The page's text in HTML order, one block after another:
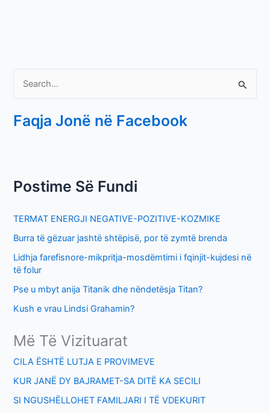
a
f
:
Faqja Jonë në Facebook
Postime Së Fundi
TERMAT ENERGJI NEGATIVE-POZITIVE-KOZMIKE
Burra të gëzuar jashtë shtëpisë, por të zymtë brenda
Lidhja farefisnore-mikpritja-mosdëmtimi i fqinjit-kujdesi në
të folur
Pse u mbyt anija Titanik dhe nëndetësja Titan?
Kush e vrau Lindsi Grahamin?
Më Të Vizituarat
CILA ËSHTË LUTJA E PROVIMEVE
KUR JANË DY BAJRAMET-SA DITË KA SECILI
SI NGUSHËLLOHET FAMILJARI I TË VDEKURIT